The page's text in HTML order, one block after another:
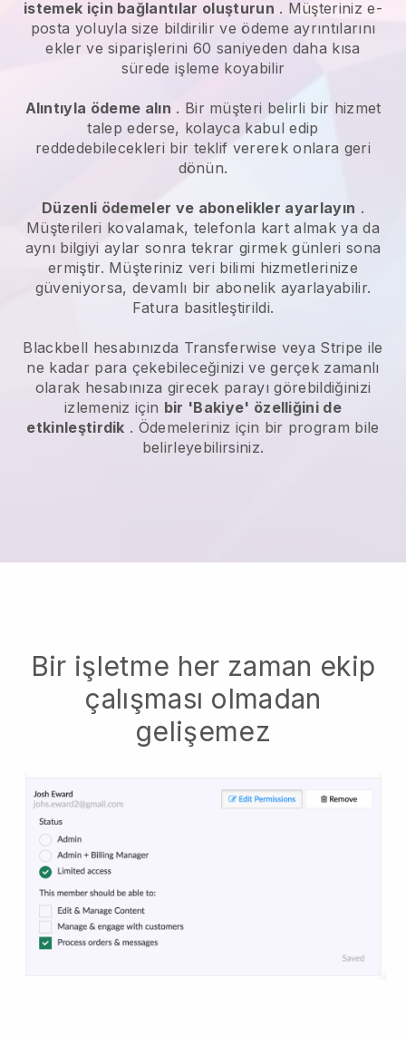
istemek için bağlantılar oluşturun . Müşteriniz e-
posta yoluyla size bildirilir ve ödeme ayrıntılarını
ekler ve siparişlerini 60 saniyeden daha kısa
sürede işleme koyabilir
Alıntıyla ödeme alın . Bir müşteri belirli bir hizmet
talep ederse, kolayca kabul edip
reddedebilecekleri bir teklif vererek onlara geri
dönün.
Düzenli ödemeler ve abonelikler ayarlayın .
Müşterileri kovalamak, telefonla kart almak ya da
aynı bilgiyi aylar sonra tekrar girmek günleri sona
ermiştir. Müşteriniz veri bilimi hizmetlerinize
güveniyorsa, devamlı bir abonelik ayarlayabilir.
Fatura basitleştirildi.
Blackbell hesabınızda Transferwise veya Stripe ile
ne kadar para çekebileceğinizi ve gerçek zamanlı
olarak hesabınıza girecek parayı görebildiğinizi
izlemeniz için bir 'Bakiye' özelliğini de
etkinleştirdik . Ödemeleriniz için bir program bile
belirleyebilirsiniz.
Bir işletme her zaman ekip
çalışması olmadan
gelişemez